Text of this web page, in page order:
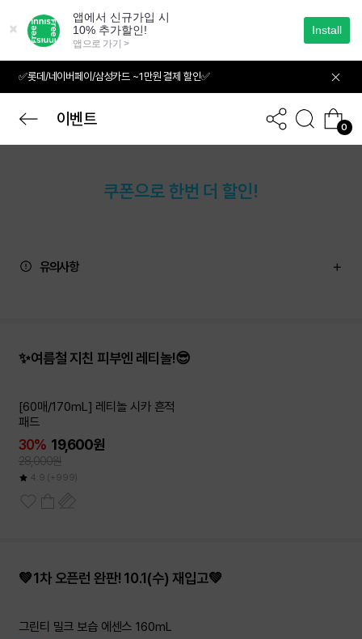
가
✅롯데/네이버페이/삼성카드 ~1만원 결제 할인✅
이벤트 0
쿠폰으로 한번 더 할인!
유의사항
✨여름철 지친 피부엔 레티놀!😎
[60매/170mL] 레티놀 시카 흔적
패드
30% 19,600원
28,000원
4.9 (+999)
💚1차 오픈런 완판! 10.1(수) 재입고💚
그린티 밀크 보습 에센스 160mL